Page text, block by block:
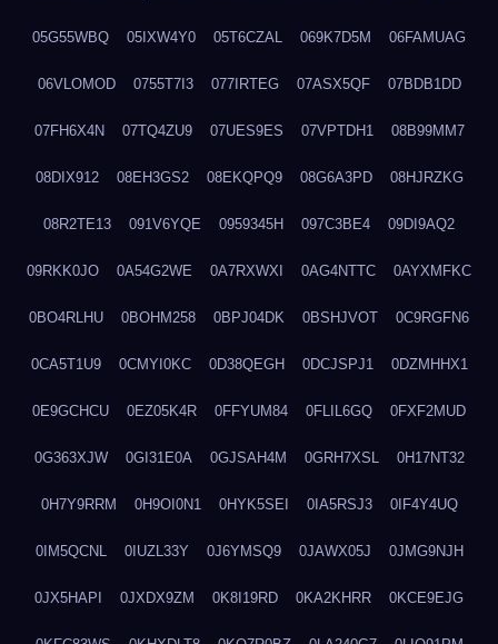
05G55WBQ 05IXW4Y0 05T6CZAL 069K7D5M 06FAMUAG
06VLOMOD 0755T7I3 077IRTEG 07ASX5QF 07BDB1DD
07FH6X4N 07TQ4ZU9 07UES9ES 07VPTDH1 08B99MM7
08DIX912 08EH3GS2 08EKQPQ9 08G6A3PD 08HJRZKG
08R2TE13 091V6YQE 0959345H 097C3BE4 09DI9AQ2
09RKK0JO 0A54G2WE 0A7RXWXI 0AG4NTTC 0AYXMFKC
0BO4RLHU 0BOHM258 0BPJ04DK 0BSHJVOT 0C9RGFN6
0CA5T1U9 0CMYI0KC 0D38QEGH 0DCJSPJ1 0DZMHHX1
0E9GCHCU 0EZ05K4R 0FFYUM84 0FLIL6GQ 0FXF2MUD
0G363XJW 0GI31E0A 0GJSAH4M 0GRH7XSL 0H17NT32
0H7Y9RRM 0H9OI0N1 0HYK5SEI 0IA5RSJ3 0IF4Y4UQ
0IM5QCNL 0IUZL33Y 0J6YMSQ9 0JAWX05J 0JMG9NJH
0JX5HAPI 0JXDX9ZM 0K8I19RD 0KA2KHRR 0KCE9EJG